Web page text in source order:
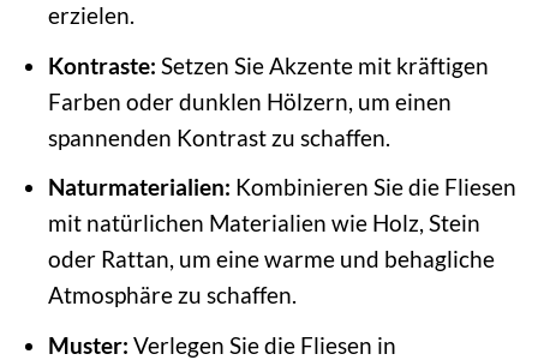
erzielen.
Kontraste: Setzen Sie Akzente mit kräftigen
Farben oder dunklen Hölzern, um einen
spannenden Kontrast zu schaffen.
Naturmaterialien: Kombinieren Sie die Fliesen
mit natürlichen Materialien wie Holz, Stein
oder Rattan, um eine warme und behagliche
Atmosphäre zu schaffen.
Muster: Verlegen Sie die Fliesen in